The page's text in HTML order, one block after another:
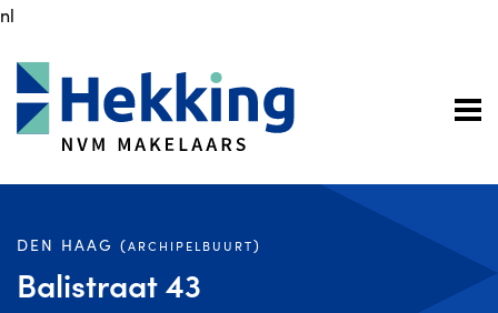
nl
DEN HAAG (ARCHIPELBUURT)
Balistraat 43